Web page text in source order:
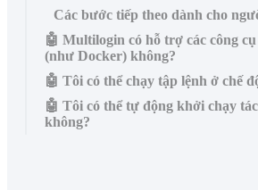
Các bước tiếp theo dành cho
🤖 Multilogin có hỗ trợ các công
(như Docker) không?
🤖 Tôi có thể chạy tập lệnh ở chế
🤖 Tôi có thể tự động khởi chạy
không?